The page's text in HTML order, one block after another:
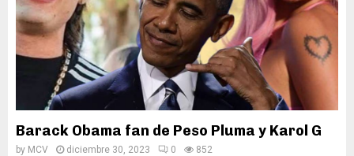
Barack Obama fan de Peso Pluma y Karol G
by MCV diciembre 30, 2023 0 852